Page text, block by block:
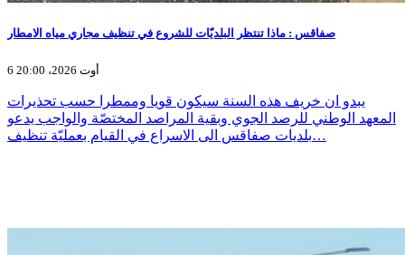
صفاقس : ماذا تنتظر البلديّات للشروع في تنظيف مجاري مياه الامطار
6 أوت 2026، 20:00
يبدو ان خريف هذه السنة سيكون قويا وممطرا حسب تحذيرات
المعهد الوطني للرصد الجوي وبقية المراصد المختصّة والواجب يدعو
بلديات صفاقس الى الاسراع في القيام بعمليّة تنظيف…